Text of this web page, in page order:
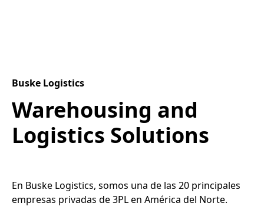
Buske Logistics
Warehousing and
Logistics Solutions
En Buske Logistics, somos una de las 20 principales
empresas privadas de 3PL en América del Norte.